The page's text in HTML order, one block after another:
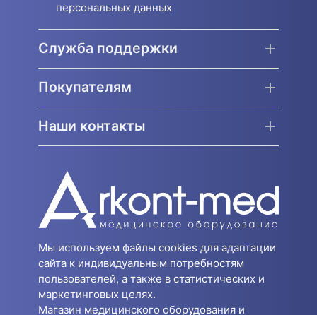
персональных данных
Служба поддержки
Покупателям
Наши контакты
Мы используем файлы cookies для адаптации
сайта к индивидуальным потребностям
пользователей, а также в статистических и
маркетинговых целях.
Магазин медицинского оборудования и